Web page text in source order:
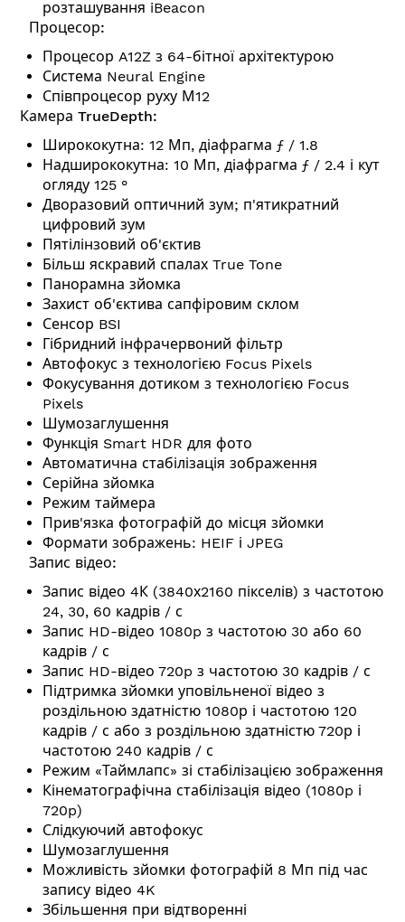
розташування iBeacon
Процесор:
Процесор A12Z з 64-бітної архітектурою
Система Neural Engine
Співпроцесор руху М12
Камера TrueDepth:
Ширококутна: 12 Мп, діафрагма ƒ / 1.8
Надширококутна: 10 Мп, діафрагма ƒ / 2.4 і кут
огляду 125 °
Дворазовий оптичний зум; п'ятикратний
цифровий зум
Пятілінзовий об'єктив
Більш яскравий спалах True Tone
Панорамна зйомка
Захист об'єктива сапфіровим склом
Сенсор BSI
Гібридний інфрачервоний фільтр
Автофокус з технологією Focus Pixels
Фокусування дотиком з технологією Focus
Pixels
Шумозаглушення
Функція Smart HDR для фото
Автоматична стабілізація зображення
Серійна зйомка
Режим таймера
Прив'язка фотографій до місця зйомки
Формати зображень: HEIF і JPEG
Запис відео:
Запис відео 4К (3840х2160 пікселів) з частотою
24, 30, 60 кадрів / с
Запис HD-відео 1080p з частотою 30 або 60
кадрів / с
Запис HD-відео 720p з частотою 30 кадрів / с
Підтримка зйомки уповільненої відео з
роздільною здатністю 1080р і частотою 120
кадрів / с або з роздільною здатністю 720р і
частотою 240 кадрів / с
Режим «Таймлапс» зі стабілізацією зображення
Кінематографічна стабілізація відео (1080p і
720p)
Слідкуючий автофокус
Шумозаглушення
Можливість зйомки фотографій 8 Мп під час
запису відео 4K
Збільшення при відтворенні